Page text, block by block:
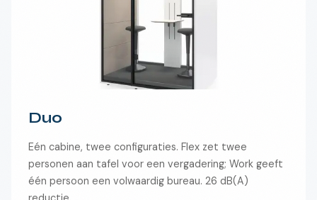
Duo
Eén cabine, twee configuraties. Flex zet twee
personen aan tafel voor een vergadering; Work geeft
één persoon een volwaardig bureau. 26 dB(A)